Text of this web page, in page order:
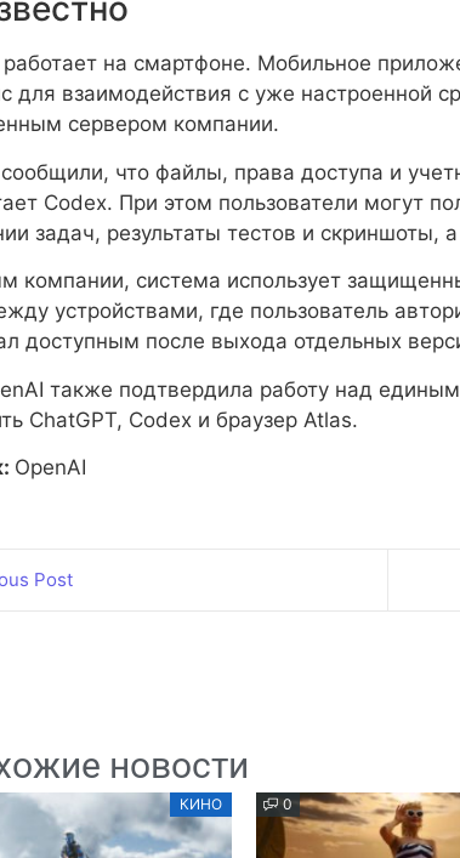
на смартфоне. Мобильное
для взаимодействия с уже настроенной
сервером компании.
что файлы, права доступа и
Codex. При этом пользователи могут
задач, результаты тестов и скриншоты,
компании, система использует
устройствами, где пользователь
доступным после выхода отдельных
также подтвердила работу над
ChatGPT, Codex и браузер Atlas.
OpenAI
Post
новости
КИНО 0